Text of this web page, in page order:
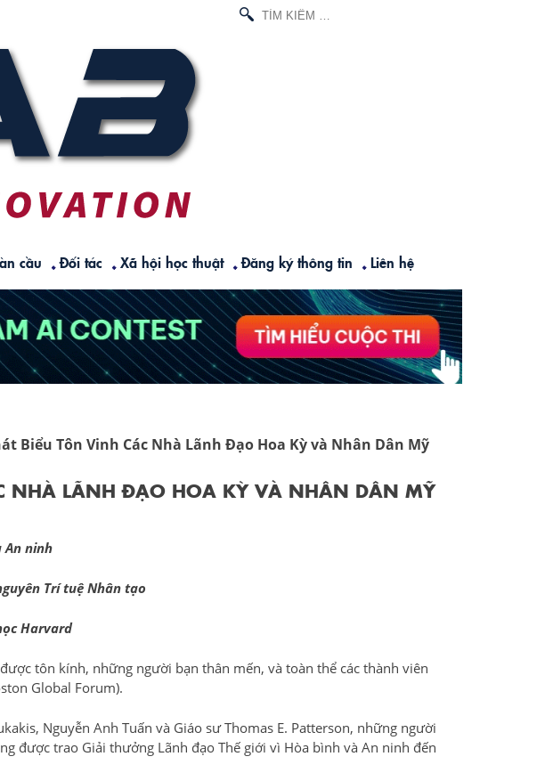
TÌM
KIẾM
cầu Đối tác Xã hội học thuật Đăng ký thông tin Liên hệ
Biểu Tôn Vinh Các Nhà Lãnh Đạo Hoa Kỳ và Nhân Dân Mỹ
NHÀ LÃNH ĐẠO HOA KỲ VÀ NHÂN DÂN MỸ
An ninh
Trí tuệ Nhân tạo
Harvard
tôn kính, những người bạn thân mến, và toàn thể các thành viên
Global Forum).
Nguyễn Anh Tuấn và Giáo sư Thomas E. Patterson, những người
được trao Giải thưởng Lãnh đạo Thế giới vì Hòa bình và An ninh đến